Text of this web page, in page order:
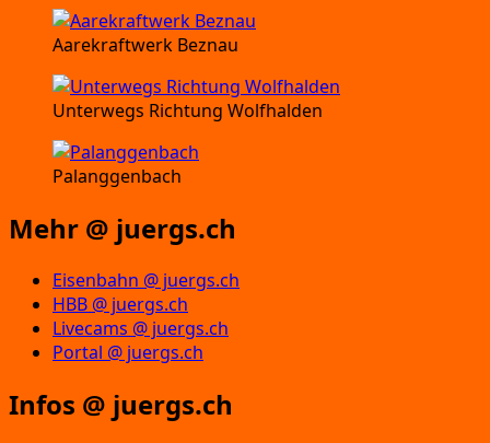
Aarekraftwerk Beznau
Unterwegs Richtung Wolfhalden
Palanggenbach
Mehr @ juergs.ch
Eisenbahn @ juergs.ch
HBB @ juergs.ch
Livecams @ juergs.ch
Portal @ juergs.ch
Infos @ juergs.ch